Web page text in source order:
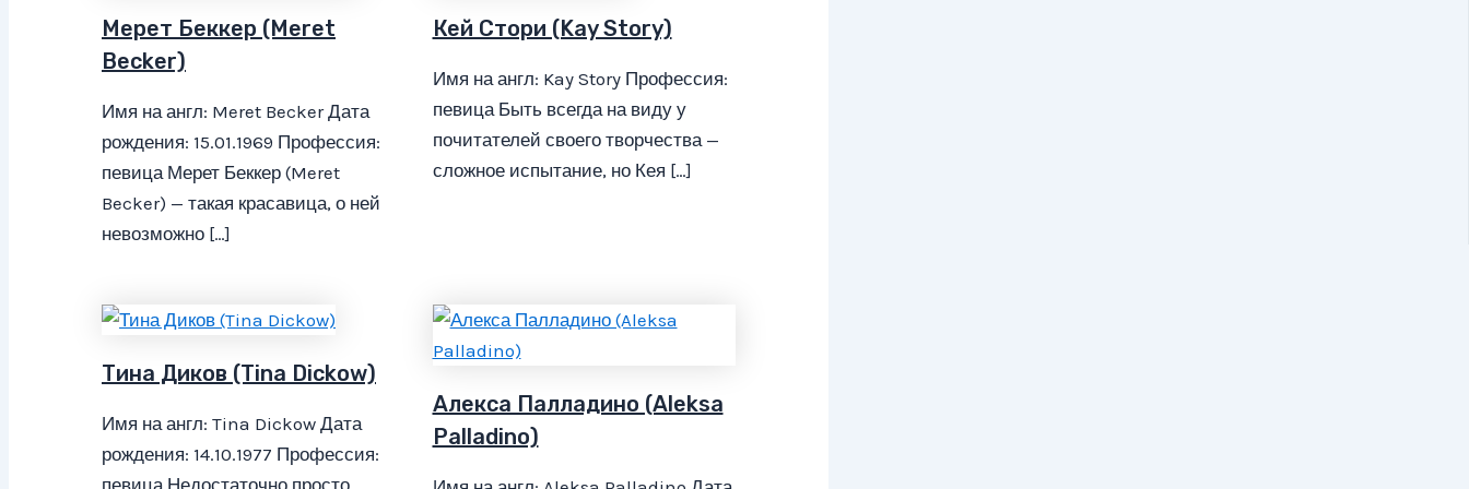
Мерет Беккер (Meret
Becker)
Имя на англ: Meret Becker Дата
рождения: 15.01.1969 Профессия:
певица Мерет Беккер (Meret
Becker) — такая красавица, о ней
невозможно […]
Кей Стори (Kay Story)
Имя на англ: Kay Story Профессия:
певица Быть всегда на виду у
почитателей своего творчества —
сложное испытание, но Кея […]
Тина Диков (Tina Dickow)
Имя на англ: Tina Dickow Дата
рождения: 14.10.1977 Профессия:
певица Недостаточно просто
Алекса Палладино (Aleksa
Palladino)